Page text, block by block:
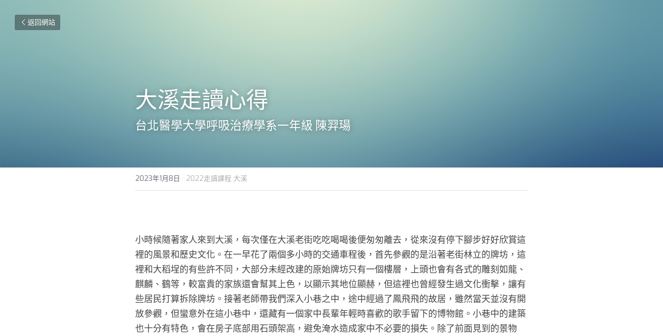
返回網站
大溪走讀心得
台北醫學大學呼吸治療學系一年級 陳羿瑒
2023年1月8日 · 2022走讀課程 大溪
小時候隨著家人來到大溪，每次僅在大溪老街吃吃喝喝後便匆匆離去，從來沒有停下腳步好好欣賞這
裡的風景和歷史文化。在一早花了兩個多小時的交通車程後，首先參觀的是沿著老街林立的牌坊，這
裡和大稻埕的有些許不同，大部分未經改建的原始牌坊只有一個樓層，上頭也會有各式的雕刻如龍、
麒麟、鶴等，較富貴的家族還會幫其上色，以顯示其地位顯赫，但這裡也曾經發生過文化衝擊，讓有
些居民打算拆除牌坊。接著老師帶我們深入小巷之中，途中經過了鳳飛飛的故居，雖然當天並沒有開
放參觀，但蠻意外在這小巷中，還藏有一個家中長輩年輕時喜歡的歌手留下的博物館。小巷中的建築
也十分有特色，會在房子底部用石頭架高，避免淹水造成家中不必要的損失。除了前面見到的景物